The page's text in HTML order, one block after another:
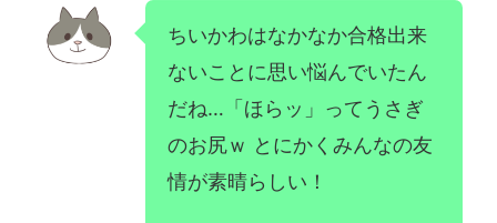
ちいかわはなかなか合格出来
ないことに思い悩んでいたん
だね…「ほらッ」ってうさぎ
のお尻ｗ とにかくみんなの友
情が素晴らしい！